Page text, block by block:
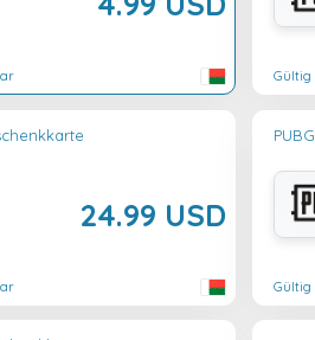
Gültig
24.99 USD
Gültig